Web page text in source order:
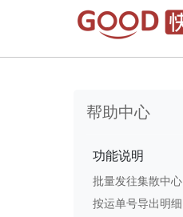
帮助中心
功能说明
批量发往集散中心
按运单号导出明细